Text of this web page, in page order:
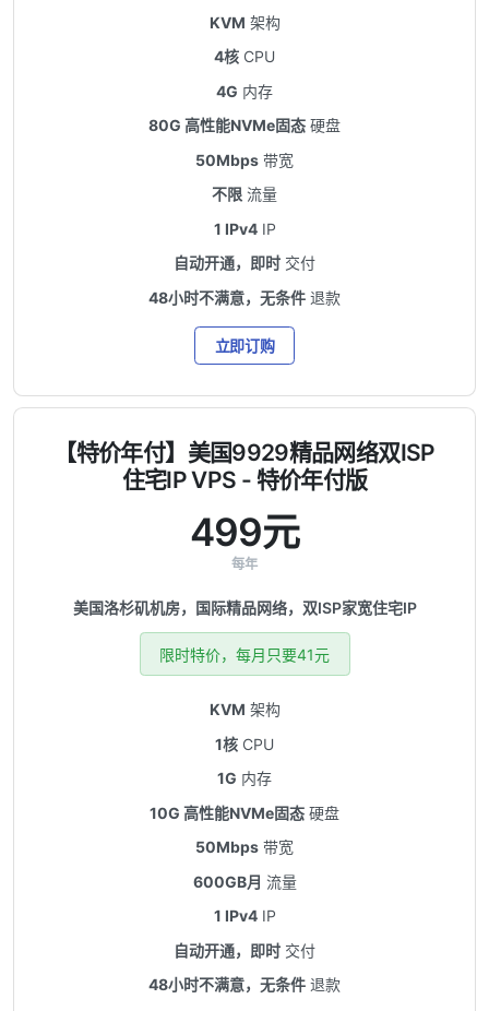
KVM 架构
4核 CPU
4G 内存
80G 高性能NVMe固态 硬盘
50Mbps 带宽
不限 流量
1 IPv4IP
自动开通，即时 交付
48小时不满意，无条件 退款
立即订购
【特价年付】美国9929精品网络双ISP
住宅IP VPS - 特价年付版
499元
每年
美国洛杉矶机房，国际精品网络，双ISP家宽住宅IP
限时特价，每月只要41元
KVM 架构
1核 CPU
1G 内存
10G 高性能NVMe固态 硬盘
50Mbps 带宽
600GB月 流量
1 IPv4IP
自动开通，即时 交付
48小时不满意，无条件 退款